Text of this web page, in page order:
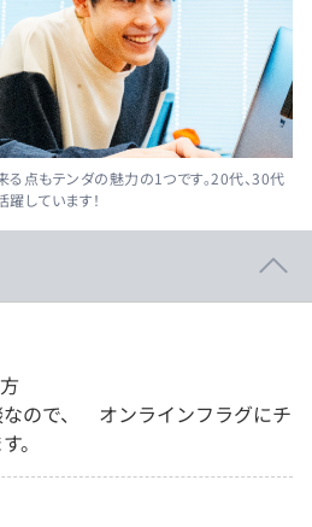
点もテンダの魅力の1つです。20代、30代
しています！
なので、 オンラインフラグにチ
。